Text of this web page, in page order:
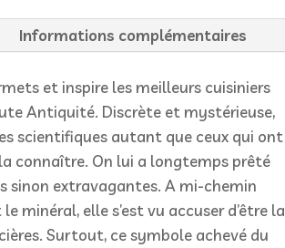
Informations complémentaires
et inspire les meilleurs cuisiniers
Antiquité. Discrète et mystérieuse,
scientifiques autant que ceux qui ont
connaître. On lui a longtemps prêté
sinon extravagantes. A mi-chemin
minéral, elle s’est vu accuser d’être la
Surtout, ce symbole achevé du